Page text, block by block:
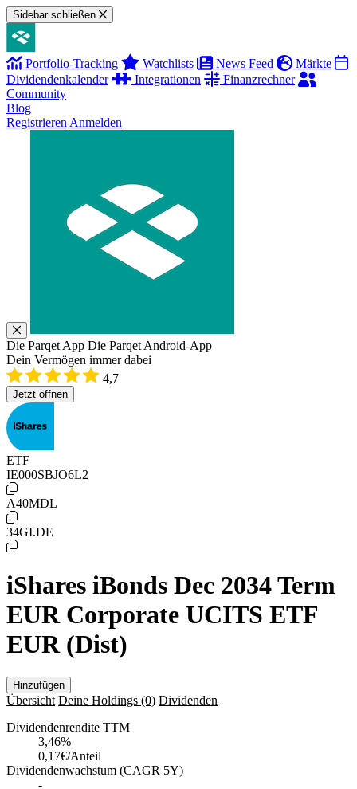
Sidebar schließen
Portfolio-Tracking Watchlists News Feed
Märkte
Dividendenkalender
Integrationen
Finanzrechner
Community
Blog
Registrieren Anmelden
Die Parqet App Die Parqet Android-App
Dein Vermögen immer dabei
4,7
Jetzt öffnen
ETF
IE000SBJO6L2
A40MDL
34GI.DE
iShares iBonds Dec 2034 Term
EUR Corporate UCITS ETF
EUR (Dist)
Hinzufügen
Übersicht Deine Holdings (0) Dividenden
Dividendenrendite TTM
3,46%
0,17€/Anteil
Dividendenwachstum (CAGR 5Y)
-